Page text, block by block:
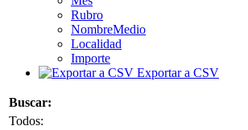
Rubro
NombreMedio
Localidad
Importe
Exportar a CSV
Buscar:
Todos: